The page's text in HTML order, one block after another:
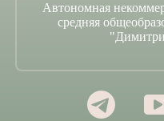
Автономная
средняя